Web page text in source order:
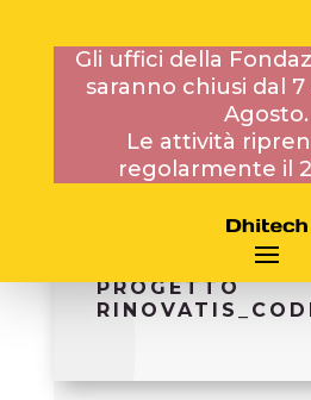
Gli uffici della
saranno chiusi dal
Agosto.
Le attività
regolarmente il
15
BANDO PROT.
DEL 15.10.2015
CONTRATTO
PROGETTO